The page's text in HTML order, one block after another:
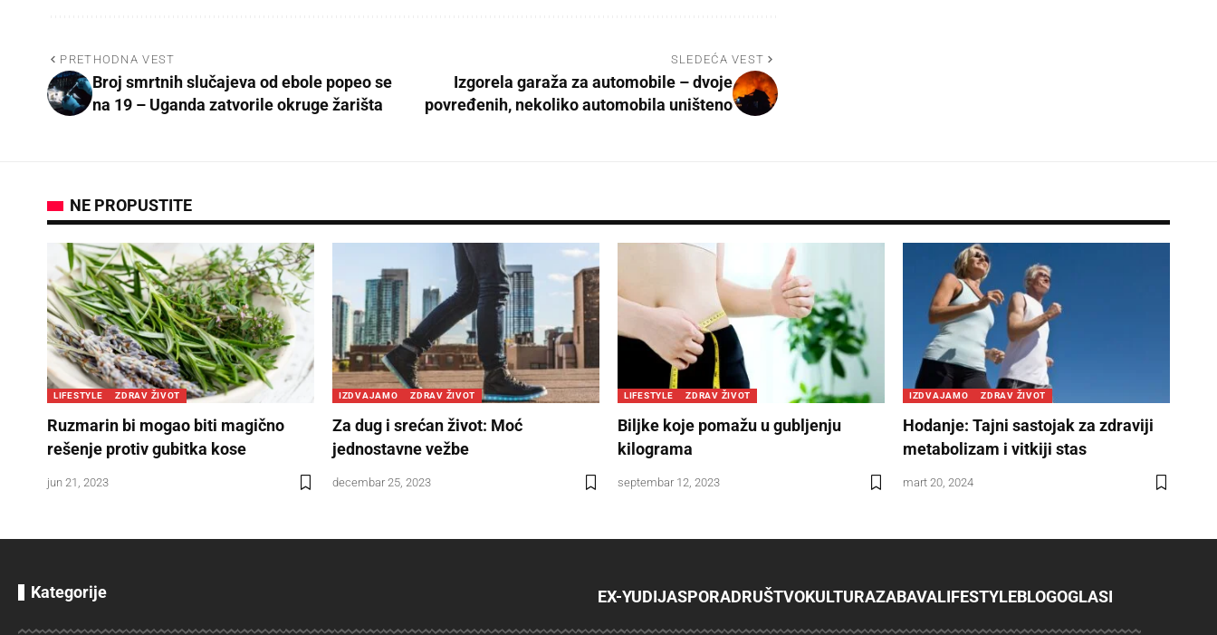
PRETHODNA VEST
Broj smrtnih slučajeva od ebole popeo se
na 19 – Uganda zatvorile okruge žarišta
SLEDEĆA VEST
Izgorela garaža za automobile – dvoje
povređenih, nekoliko automobila uništeno
NE PROPUSTITE
LIFESTYLE ZDRAV ŽIVOT
Ruzmarin bi mogao biti magično
rešenje protiv gubitka kose
jun 21, 2023
IZDVAJAMO ZDRAV ŽIVOT
Za dug i srećan život: Moć
jednostavne vežbe
decembar 25, 2023
LIFESTYLE ZDRAV ŽIVOT
Biljke koje pomažu u gubljenju
kilograma
septembar 12, 2023
IZDVAJAMO ZDRAV ŽIVOT
Hodanje: Tajni sastojak za zdraviji
metabolizam i vitkiji stas
mart 20, 2024
Kategorije EX-YUDIJASPORADRUŠTVOKULTURAZABAVALIFESTYLEBLOGOGLASI